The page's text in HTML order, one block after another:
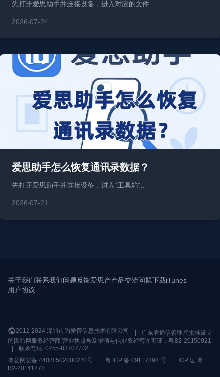
先打开爱思助手并连接设备，进入对应的文件…
2026-07-24
爱思助手怎么恢复通讯录数据？
先打开爱思助手并连接设备，进入“工具箱”…
2026-07-21
关于我们联系我们问题反馈爱思产产品交流问题下载iTunes
用户协议
2012-2024 深圳市为爱普信息技术有限公司 |
广东省通信管理局批准设立
的因特网服务经营商 营业执照号及增值电信业务经营许可证：粤B2-20150021
|
联系电话: 0755-83707702
粤公网安备 44030502000220号
| 粤 ICP 备 09117398 号 |
ICP 证 粤
B2-20141278